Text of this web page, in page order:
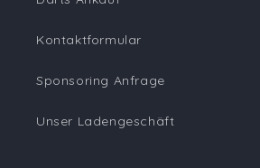
Kontaktformular
Sponsoring Anfrage
Unser Ladengeschäft